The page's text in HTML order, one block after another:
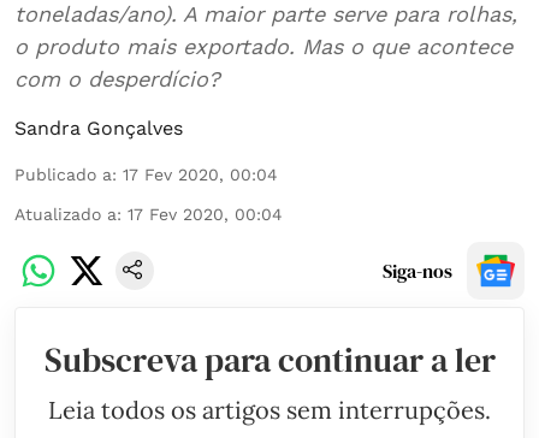
toneladas/ano). A maior parte serve para rolhas,
o produto mais exportado. Mas o que acontece
com o desperdício?
Sandra Gonçalves
Publicado a: 17 Fev 2020, 00:04
Atualizado a: 17 Fev 2020, 00:04
Siga-nos
Subscreva para continuar a ler
Leia todos os artigos sem interrupções.